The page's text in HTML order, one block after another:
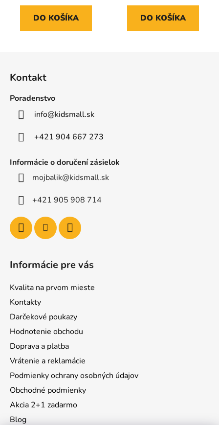
DO KOŠÍKA DO KOŠÍKA
Kontakt
Poradenstvo
info@kidsmall.sk
+421 904 667 273
Informácie o doručení zásielok
mojbalik@kidsmall.sk
+421 905 908 714
Informácie pre vás
Kvalita na prvom mieste
Kontakty
Darčekové poukazy
Hodnotenie obchodu
Doprava a platba
Vrátenie a reklamácie
Podmienky ochrany osobných údajov
Obchodné podmienky
Akcia 2+1 zadarmo
Blog